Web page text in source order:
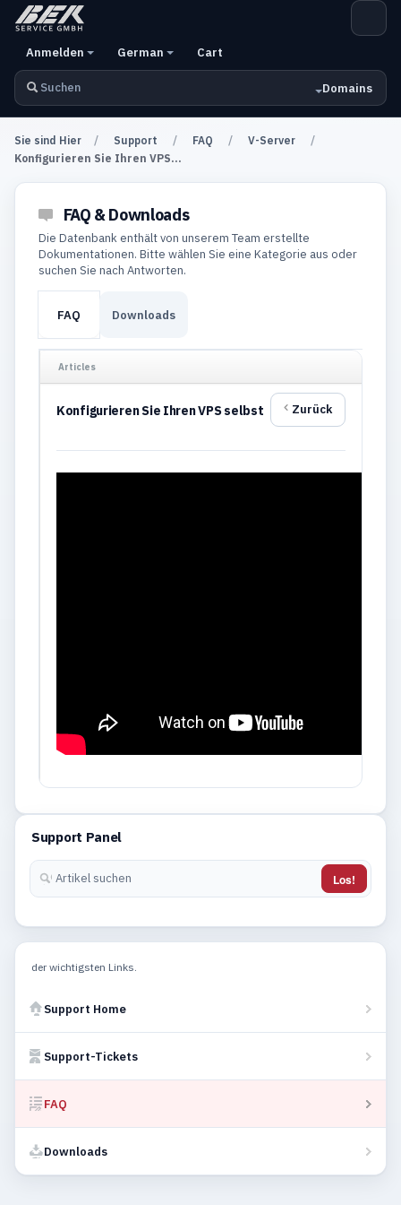
Domains
Anmelden German Cart
Sie sind Hier Support FAQ
V-Server
Konfigurieren Sie Ihren VPS...
Support Panel
Los!
der wichtigsten Links.
Support Home
Support-Tickets
FAQ
Downloads
FAQ & Downloads
Die Datenbank enthält von unserem Team erstellte
Dokumentationen. Bitte wählen Sie eine Kategorie aus oder
suchen Sie nach Antworten.
FAQ Downloads
Articles
Zurück
Konfigurieren Sie Ihren VPS selbst